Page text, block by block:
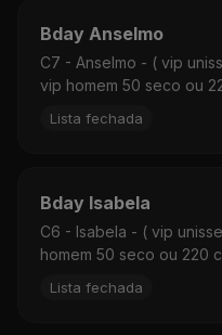
Bday Anselmo
C7 - Anselmo - ( vip
vip homem 50 seco ou
Lista fechada
Bday Isabela
C6 - Isabela - ( vip
homem 50 seco ou 220
Lista fechada